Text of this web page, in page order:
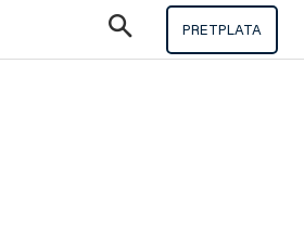
PRETPLATA